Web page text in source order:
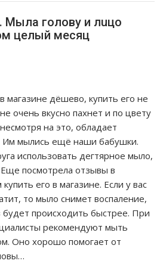
Мыла голову и лuцо
целый месяц
магазине дёшево, купить его не
очень вкусно пахнет и по цвету
на это, обладает
Им мылись ещё наши бабушки.
использовать дегтярное мыло,
посмотрела отзывы в
его в магазине. Если у вас
то мыло снимет воспаление,
происходить быстрее. При
рекомендуют мыть
Оно хорошо помогает от